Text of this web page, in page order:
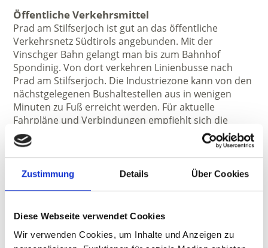
Zustimmung Details Über Cookies
Diese Webseite verwendet Cookies
Wir verwenden Cookies, um Inhalte und Anzeigen zu
Öffentliche Verkehrsmittel
Prad am Stilfserjoch ist gut an das öffentliche
Verkehrsnetz Südtirols angebunden. Mit der
Vinschger Bahn gelangt man bis zum Bahnhof
Spondinig. Von dort verkehren Linienbusse nach
Prad am Stilfserjoch. Die Industriezone kann von den
nächstgelegenen Bushaltestellen aus in wenigen
Minuten zu Fuß erreicht werden. Für aktuelle
Fahrpläne und Verbindungen empfiehlt sich die
Nutzung der südtirolmobil-App oder der offiziellen
Fahrplanauskunft.
Anfahrtsbeschreibung
Die Paulmichl & Prugger GmbH befindet sich in der
Industriezone von Prad am Stilfserjoch am
SS38 kommend folgt man der Beschilderung nach
Prad am Stilfserjoch und anschließend den